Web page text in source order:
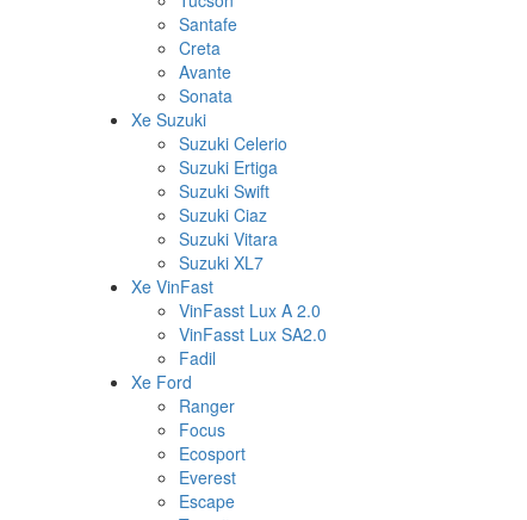
Santafe
Creta
Avante
Sonata
Xe Suzuki
Suzuki Celerio
Suzuki Ertiga
Suzuki Swift
Suzuki Ciaz
Suzuki Vitara
Suzuki XL7
Xe VinFast
VinFasst Lux A 2.0
VinFasst Lux SA2.0
Fadil
Xe Ford
Ranger
Focus
Ecosport
Everest
Escape